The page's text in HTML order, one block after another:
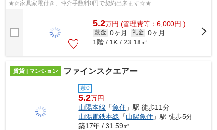
★☆家具家電付き、仲介手数料0円で契約出来ます☆★
5.2万円 (管理費等：6,000円 )
敷金 0ヶ月 礼金 0ヶ月
1階 / 1K / 23.18㎡
賃貸 | マンション ファインスクエアー
敷0
5.2万円
山陽本線 「魚住 」駅 徒歩11分
山陽電鉄本線 「山陽魚住 」駅 徒歩5分
築17年 / 31.59㎡